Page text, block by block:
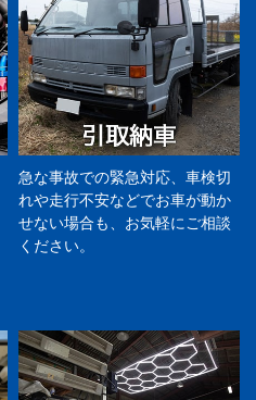
急な事故での緊急対応、車検切
れや走行不安などでお車が動か
せない場合も、お気軽にご相談
ください。